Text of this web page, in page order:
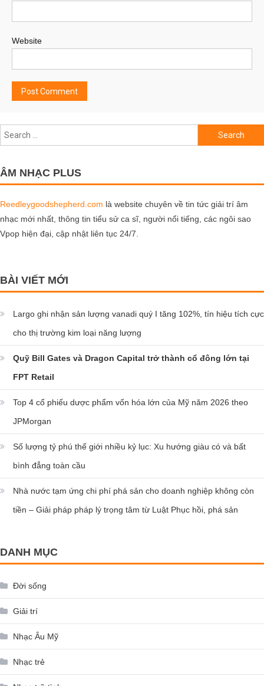
Website
Search
for:
ÂM NHẠC PLUS
Reedleygoodshepherd.com là website chuyên về tin tức giải trí âm
nhạc mới nhất, thông tin tiểu sử ca sĩ, người nổi tiếng, các ngôi sao
Vpop hiện đại, cập nhật liên tục 24/7.
BÀI VIẾT MỚI
Largo ghi nhận sản lượng vanadi quý I tăng 102%, tín hiệu tích cực
cho thị trường kim loại năng lượng
Quỹ Bill Gates và Dragon Capital trở thành cổ đông lớn tại
FPT Retail
Top 4 cổ phiếu dược phẩm vốn hóa lớn của Mỹ năm 2026 theo
JPMorgan
Số lượng tỷ phú thế giới nhiều kỷ lục: Xu hướng giàu có và bất
bình đẳng toàn cầu
Nhà nước tạm ứng chi phí phá sản cho doanh nghiệp không còn
tiền – Giải pháp pháp lý trọng tâm từ Luật Phục hồi, phá sản
DANH MỤC
Đời sống
Giải trí
Nhạc Âu Mỹ
Nhạc trẻ